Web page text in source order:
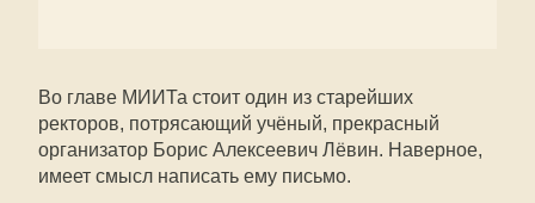
Во главе МИИТа стоит один из старейших
ректоров, потрясающий учёный, прекрасный
организатор Борис Алексеевич Лёвин. Наверное,
имеет смысл написать ему письмо.